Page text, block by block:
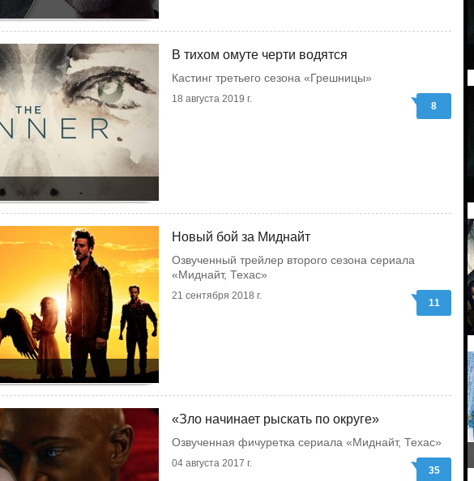
В тихом омуте черти водятся
Кастинг третьего сезона «Грешницы»
18 августа 2019 г.
8
Новый бой за Миднайт
Озвученный трейлер второго сезона сериала
«Миднайт, Техас»
21 сентября 2018 г.
11
«Зло начинает рыскать по округе»
Озвученная фичуретка сериала «Миднайт, Техас»
04 августа 2017 г.
35